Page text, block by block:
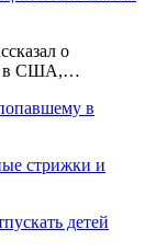
о
в США,…
в
стрижки и
детей